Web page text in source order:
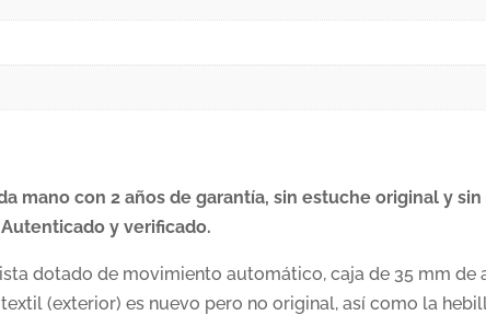
mano con 2 años de garantía, sin estuche original y sin
y verificado.
dotado de movimiento automático, caja de 35 mm de
(exterior) es nuevo pero no original, así como la